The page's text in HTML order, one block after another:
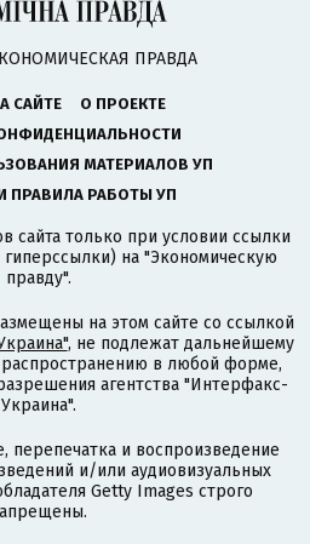
ПРАВДА
САЙТЕ
О ПРОЕКТЕ
МАТЕРИАЛОВ УП
ПРАВИЛА РАБОТЫ УП
сайта только при условии ссылки
на "Экономическую
правду".
на этом сайте со ссылкой
, не подлежат дальнейшему
в любой форме,
агентства "Интерфакс-
Украина".
перепечатка и воспроизведение
и/или аудиовизуальных
Getty Images строго